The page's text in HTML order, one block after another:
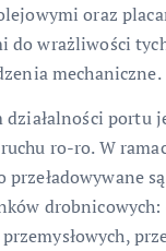
oraz
do wrażliwości
mechaniczne.
portu
ro-ro. W
przeładowywane
drobnicowych: